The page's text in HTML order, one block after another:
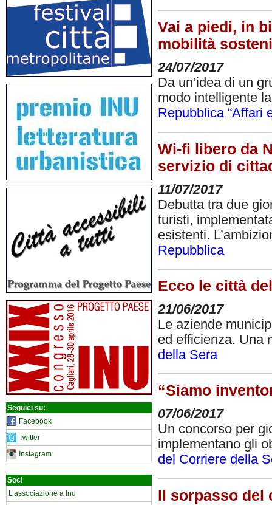
Seguici su:
Facebook
Twitter
Instagram
Soci
L’associazione a Inu
Vai a piedi, in
mobilità
24/07/2017
Da un’idea di un
modo intelligente
Repubblica “Affari
Wi-fi libero da
servizio di
11/07/2017
Debutta tra due
turisti,
esistenti.
Repubblica
Ecco le città
21/06/2017
Le aziende
ed efficienza. Una
della Sera
“Siamo
07/06/2017
Un concorso per
implementano gli
del Corriere della
Il sorpasso del